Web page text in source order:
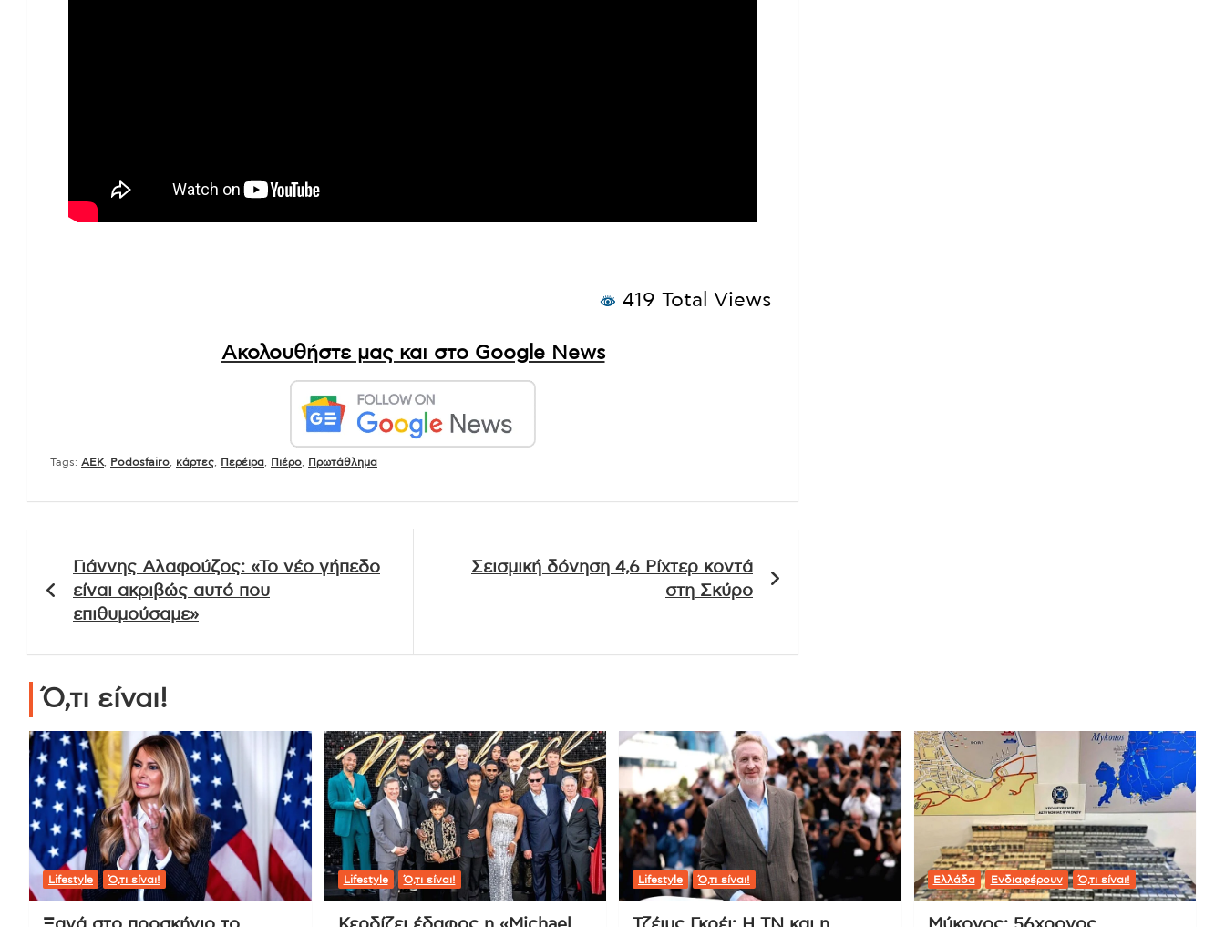
419 Total Views
Ακολουθήστε μας και στο Google News
Tags: AEK, Podosfairo κάρτες Περέιρα Πιέρο Πρωτάθλημα
άρθρων
Γιάννης Αλαφούζος: «Το νέο γήπεδο
είναι ακριβώς αυτό που
επιθυμούσαμε»
Σεισμική δόνηση 4,6 Ρίχτερ κοντά
στη Σκύρο
Ό,τι είναι!
Lifestyle Ό,τι είναι! Lifestyle Ό,τι είναι! Lifestyle Ό,τι είναι! Ελλάδα Ενδιαφέρουν Ό,τι είναι!